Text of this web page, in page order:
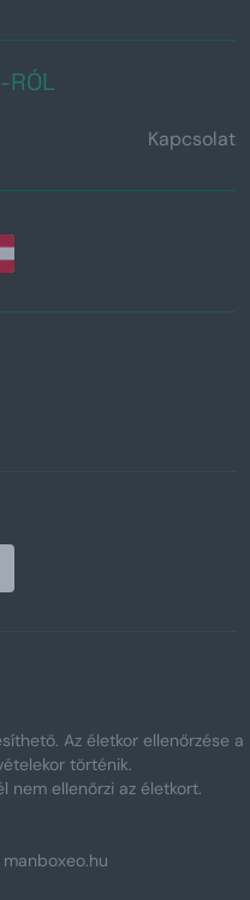
RÓL
Kapcsolat
Az életkor ellenőrzése a
történik.
nem ellenőrzi az életkort.